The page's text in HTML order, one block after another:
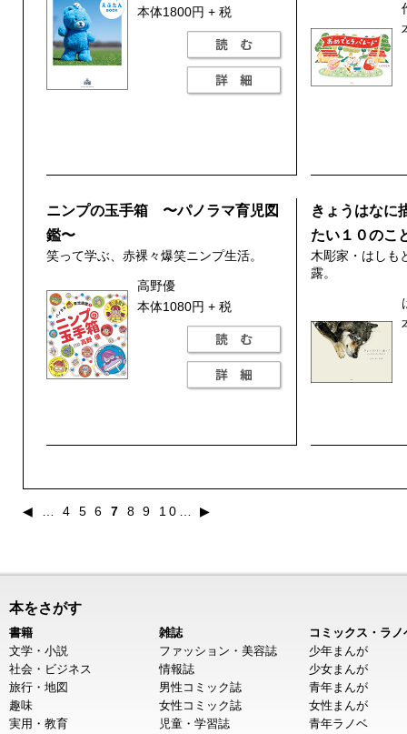
本体1800円 + 税
ニンプの玉手箱 〜パノラマ育児図
鑑〜
笑って学ぶ、赤裸々爆笑ニンプ生活。
高野優
本体1080円 + 税
きょうはな
たい１０のこ
木彫家・はしも
露。
◀ …4 5 6 7 8 9 10 …▶
本をさがす
書籍
文学・小説
社会・ビジネス
旅行・地図
趣味
実用・教育
雑誌
ファッション・美容誌
情報誌
男性コミック誌
女性コミック誌
児童・学習誌
コミックス・ラノ
少年まんが
少女まんが
青年まんが
女性まんが
青年ラノベ